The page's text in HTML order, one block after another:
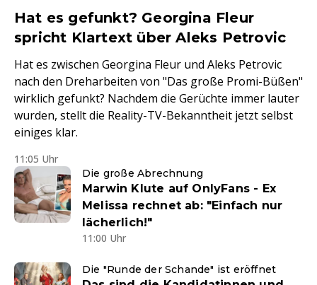
Hat es gefunkt? Georgina Fleur
spricht Klartext über Aleks Petrovic
Hat es zwischen Georgina Fleur und Aleks Petrovic
nach den Dreharbeiten von "Das große Promi-Büßen"
wirklich gefunkt? Nachdem die Gerüchte immer lauter
wurden, stellt die Reality-TV-Bekanntheit jetzt selbst
einiges klar.
11:05 Uhr
Die große Abrechnung
Marwin Klute auf OnlyFans - Ex
Melissa rechnet ab: "Einfach nur
lächerlich!"
11:00 Uhr
Die "Runde der Schande" ist eröffnet